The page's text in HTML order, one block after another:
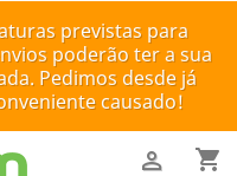
previstas para
poderão ter a sua
Pedimos desde já
causado!
shopping_cart
